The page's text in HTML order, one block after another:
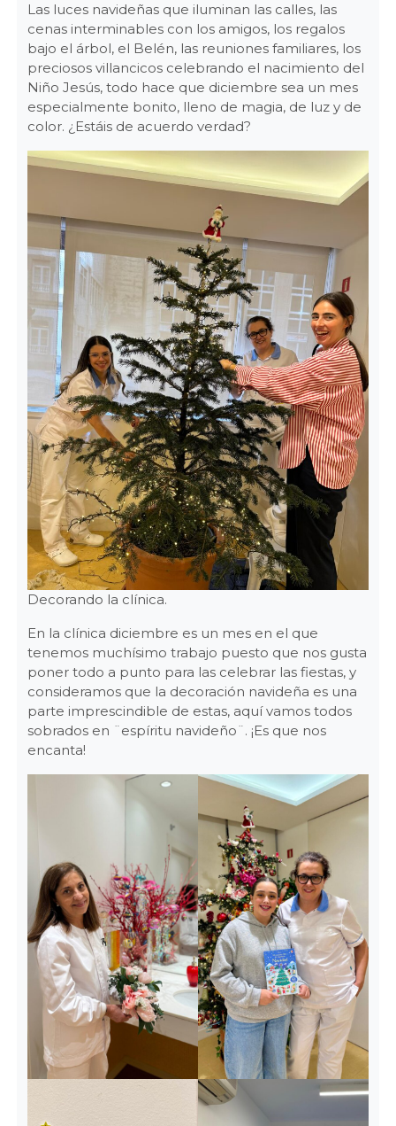
Las luces navideñas que iluminan las calles, las
cenas interminables con los amigos, los regalos
bajo el árbol, el Belén, las reuniones familiares, los
preciosos villancicos celebrando el nacimiento del
Niño Jesús, todo hace que diciembre sea un mes
especialmente bonito, lleno de magia, de luz y de
color. ¿Estáis de acuerdo verdad?
Decorando la clínica.
En la clínica diciembre es un mes en el que
tenemos muchísimo trabajo puesto que nos gusta
poner todo a punto para las celebrar las fiestas, y
consideramos que la decoración navideña es una
parte imprescindible de estas, aquí vamos todos
sobrados en ¨espíritu navideño¨. ¡Es que nos
encanta!